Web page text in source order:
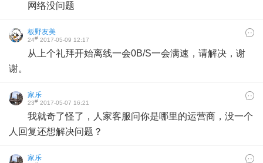
网络没问题
板野友美
24# 2017-05-09 12:17
从上个礼拜开始离线一会0B/S一会满速，请解决，谢
谢。
家乐
23# 2017-05-07 16:21
我就奇了怪了，人家客服问你是哪里的运营商，没一个
人回复还想解决问题？
家乐